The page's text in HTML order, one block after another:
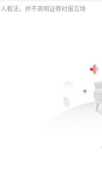
看法，并不表明证券时报立场